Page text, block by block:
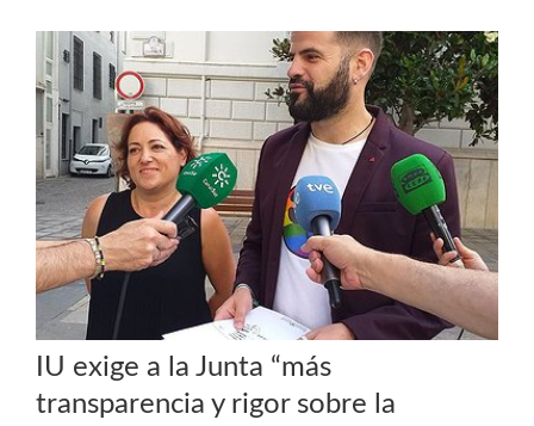
IU exige a la Junta “más
transparencia y rigor sobre la